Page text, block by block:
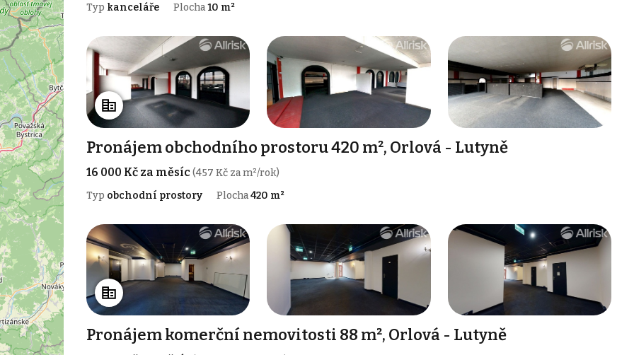
Typ kanceláře Plocha10 m²
Pronájem obchodního prostoru 420 m², Orlová - Lutyně
16 000 Kč za měsíc(457 Kč za m²/rok)
Typ obchodní prostory Plocha420 m²
Pronájem komerční nemovitosti 88 m², Orlová - Lutyně